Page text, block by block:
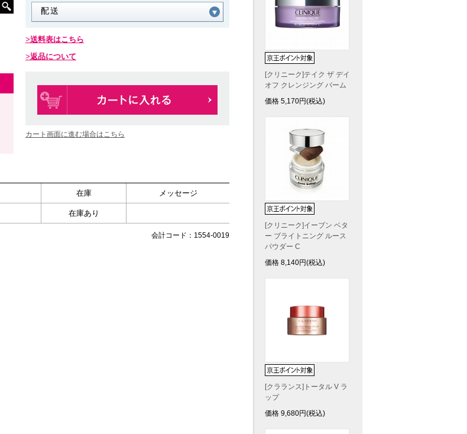
送料表はこちら
返品について
カート画面に進む場合はこちら
在庫 メッセージ
在庫あり
会計コード：1554-0019
[クリニーク]テイク ザ デイ
オフ クレンジング バーム
価格 5,170円(税込)
[クリニーク]イーブン ベタ
ー ブライトニング ルース
パウダー C
価格 8,140円(税込)
[クラランス]トータル V ラ
ップ
価格 9,680円(税込)